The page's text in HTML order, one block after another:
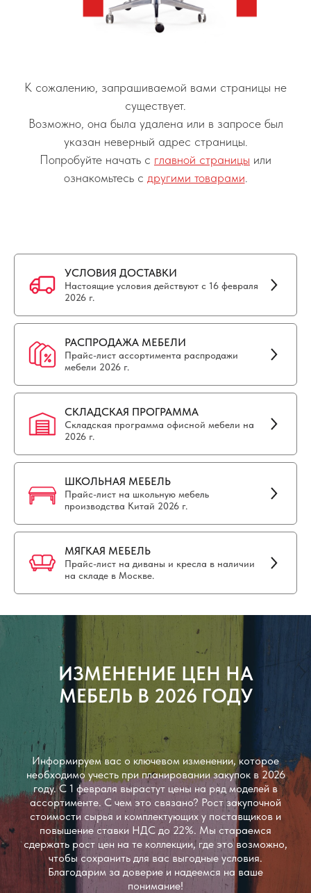
К сожалению, запрашиваемой вами страницы не
существует.
Возможно, она была удалена или в запросе был
указан неверный адрес страницы.
Попробуйте начать с главной страницы или
ознакомьтесь с другими товарами
УСЛОВИЯ ДОСТАВКИ
Настоящие условия действуют с 16 февраля
2026 г.
РАСПРОДАЖА МЕБЕЛИ
Прайс-лист ассортимента распродажи
мебели 2026 г.
СКЛАДСКАЯ ПРОГРАММА
Складская программа офисной мебели на
2026 г.
ШКОЛЬНАЯ МЕБЕЛЬ
Прайс-лист на школьную мебель
производства Китай 2026 г.
МЯГКАЯ МЕБЕЛЬ
Прайс-лист на диваны и кресла в наличии
на складе в Москве.
ИЗМЕНЕНИЕ ЦЕН НА
МЕБЕЛЬ В 2026 ГОДУ
Информируем вас о ключевом изменении, которое
необходимо учесть при планировании закупок в 2026
году. С 1 февраля вырастут цены на ряд моделей в
ассортименте. С чем это связано? Рост закупочной
стоимости сырья и комплектующих у поставщиков и
повышение ставки НДС до 22%. Мы стараемся
сдержать рост цен на те коллекции, где это возможно,
чтобы сохранить для вас выгодные условия.
Благодарим за доверие и надеемся на ваше
понимание!